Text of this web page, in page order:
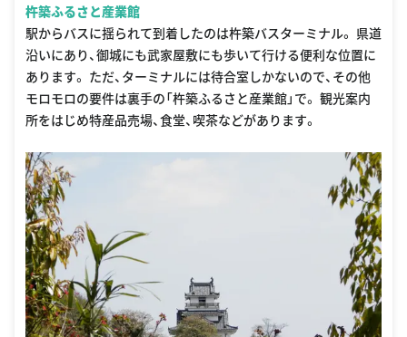
杵築ふるさと産業館
駅からバスに揺られて到着したのは杵築バスターミナル。 県道
沿いにあり、御城にも武家屋敷にも歩いて行ける便利な位置に
あります。 ただ、ターミナルには待合室しかないので、その他
モロモロの要件は裏手の「杵築ふるさと産業館」で。 観光案内
所をはじめ特産品売場、食堂、喫茶などがあります。